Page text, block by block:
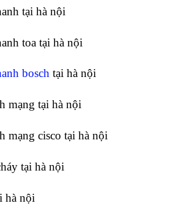
tại hà nội
toa tại hà nội
bosch tại hà nội
mạng tại hà nội
mạng cisco tại hà nội
tại hà nội
hà nội